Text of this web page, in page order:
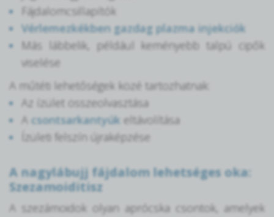
Fájdalomcsillapítók
Vérlemezkékben gazdag plazma injekciók
Más lábbelik, például keményebb talpú cipők
viselése
A műtéti lehetőségek közé tartozhatnak:
Az ízület összeolvasztása
A csontsarkantyúk eltávolítása
Ízületi felszín újraképzése
A nagylábujj fájdalom lehetséges oka:
Szezamoiditisz
A szezámoidok olyan aprócska csontok, amelyek